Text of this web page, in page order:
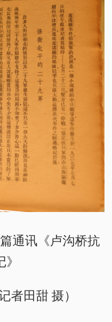
通讯《卢沟桥抗
者田甜 摄）